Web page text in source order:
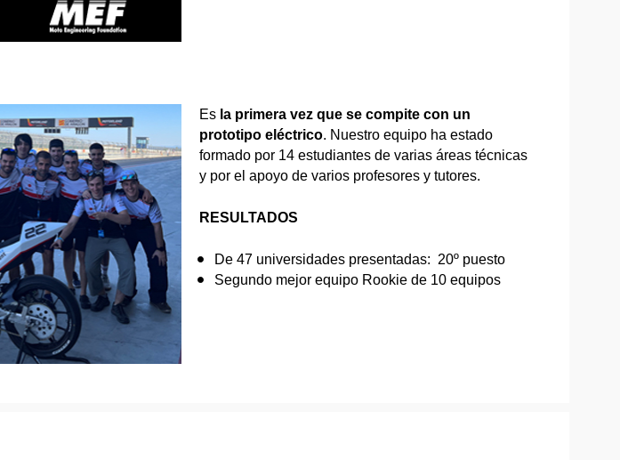
Esla primera vez que se compite con un
prototipo eléctrico. Nuestro equipo ha estado
formado por 14 estudiantes de varias áreas técnicas
y por el apoyo de varios profesores y tutores.
RESULTADOS
De 47 universidades presentadas: 20º puesto
Segundo mejor equipo Rookie de 10 equipos